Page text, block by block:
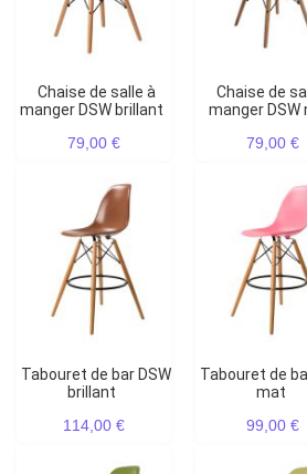
Chaise de salle à
manger DSW brillant
79,00 €
Chaise de salle à
manger DSW
79,00 €
Tabouret de bar DSW
brillant
114,00 €
Tabouret de bar DSW
mat
99,00 €